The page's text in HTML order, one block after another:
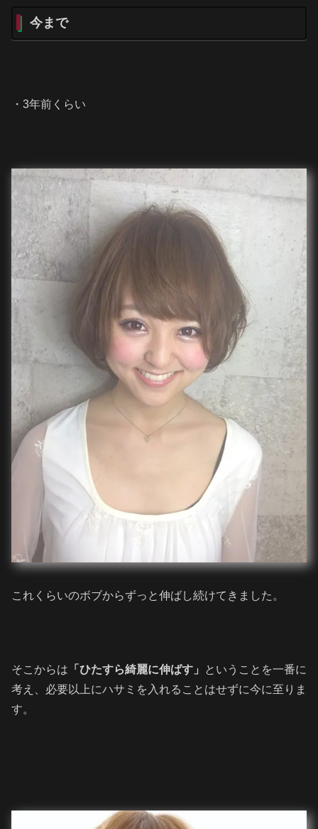
今まで
・3年前くらい
これくらいのボブからずっと伸ばし続けてきました。
そこからは 「ひたすら綺麗に伸ばす」
ということを一番に
考え、必要以上にハサミを入れることはせずに今に至りま
す。